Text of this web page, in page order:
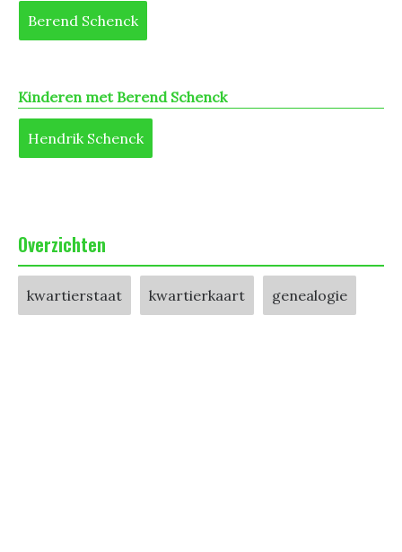
Berend Schenck
Kinderen met Berend Schenck
Hendrik Schenck
Overzichten
kwartierstaat kwartierkaart genealogie